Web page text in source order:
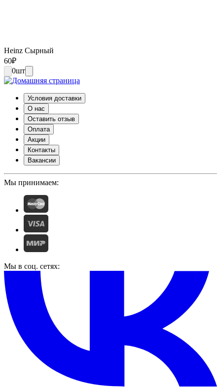
Heinz Сырный
60₽
0шт
Условия доставки
О нас
Оставить отзыв
Оплата
Акции
Контакты
Вакансии
Мы принимаем:
Мы в соц. сетях: